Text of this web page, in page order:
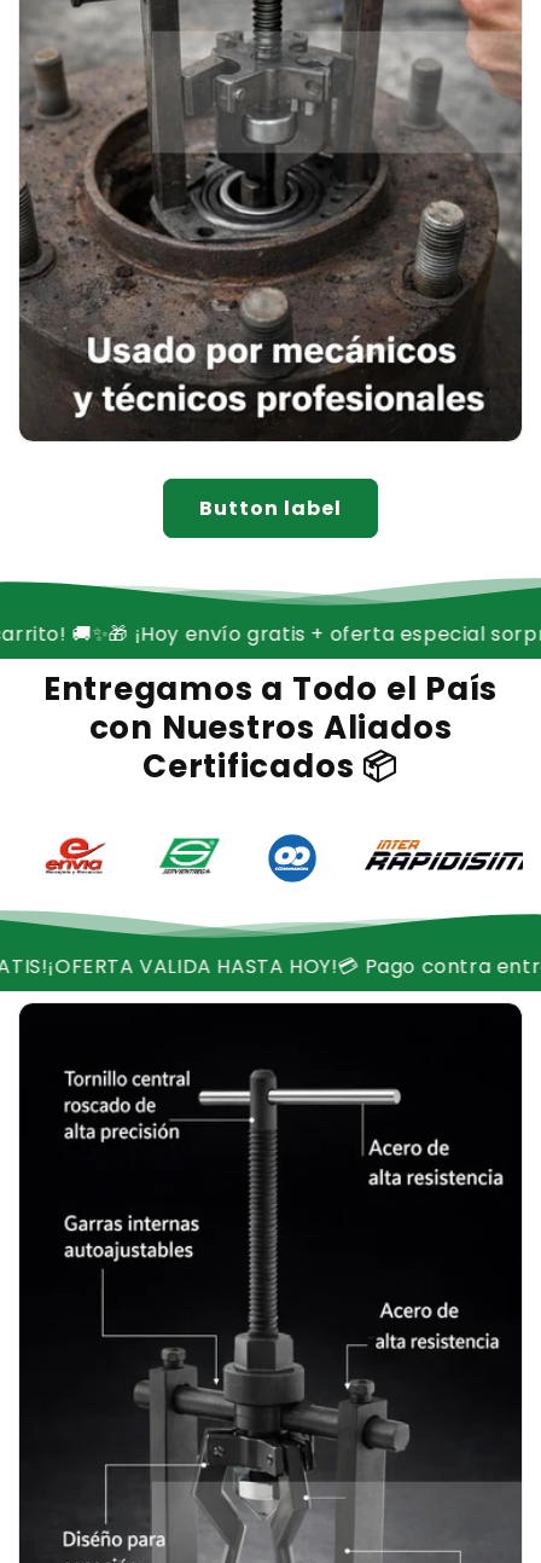
Button label
¡Hoy envío gratis + oferta especial sorpresa en tu
Entregamos a Todo el País
con Nuestros Aliados
Certificados 📦
HASTA HOY!💳 Pago contra entrega disponible